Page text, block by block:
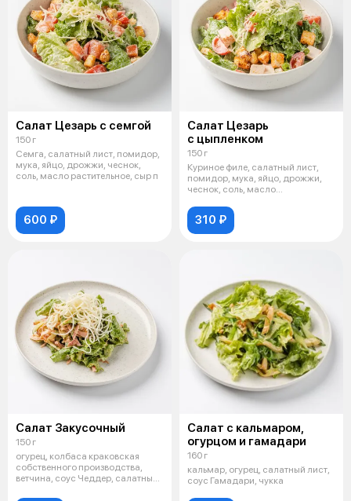
Салат Цезарь с семгой
150 г
Семга, салатный лист, помидор,
мука, яйцо, дрожжи, чеснок,
соль, масло растительное, сыр п
600 ₽
Салат Цезарь
с цыпленком
150 г
Куриное филе, салатный лист,
помидор, мука, яйцо, дрожжи,
чеснок, соль, масло
310 ₽
Салат Закусочный
150 г
огурец, колбаса краковская
собственного производства,
ветчина, соус Чеддер, салатный
Салат с кальмаром,
огурцом и гамадари
160 г
кальмар, огурец, салатный лист,
соус Гамадари, чукка